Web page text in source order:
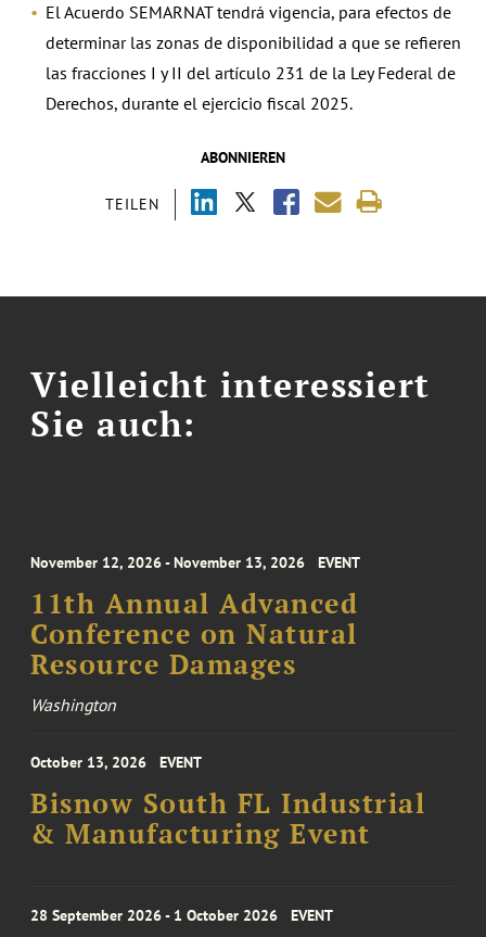
ABONNIEREN
TEILEN
El Acuerdo SEMARNAT tendrá vigencia, para efectos de
determinar las zonas de disponibilidad a que se refieren
las fracciones I y II del artículo 231 de la Ley Federal de
Derechos, durante el ejercicio fiscal 2025.
Vielleicht interessiert
Sie auch:
November 12, 2026 - November 13, 2026 EVENT
11th Annual Advanced
Conference on Natural
Resource Damages
Washington
October 13, 2026 EVENT
Bisnow South FL Industrial
& Manufacturing Event
28 September 2026 - 1 October 2026 EVENT